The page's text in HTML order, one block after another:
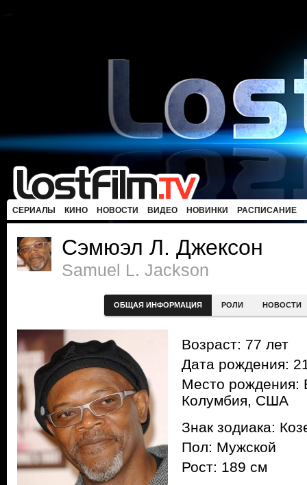
СЕРИАЛЫ КИНО НОВОСТИ ВИДЕО НОВИНКИ РАСПИСАНИЕ
Сэмюэл Л. Джексон
Samuel L. Jackson
ОБЩАЯ ИНФОРМАЦИЯ РОЛИ НОВОСТИ
Возраст: 77 лет
Дата рождения:
Место рождения:
Колумбия, США
Знак зодиака:
Пол: Мужской
Рост: 189 см